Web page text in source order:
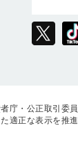
庁・公正取引委員
適正な表示を推進